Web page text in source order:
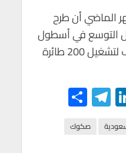
الماضي أن طرح
التوسع في أسطول
طائرات الشركة التي تهدف لتشغيل 200 طائرة
Li
n
ke
Te
le
gr
صكوك